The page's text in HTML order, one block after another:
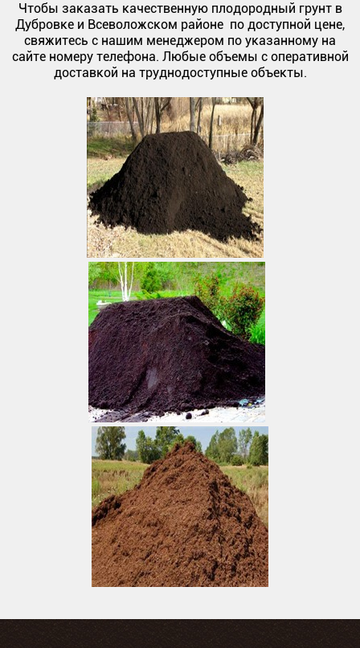
Чтобы заказать качественную плодородный грунт в
Дубровке и Всеволожском районе по доступной цене,
свяжитесь с нашим менеджером по указанному на
сайте номеру телефона. Любые объемы с оперативной
доставкой на труднодоступные объекты.